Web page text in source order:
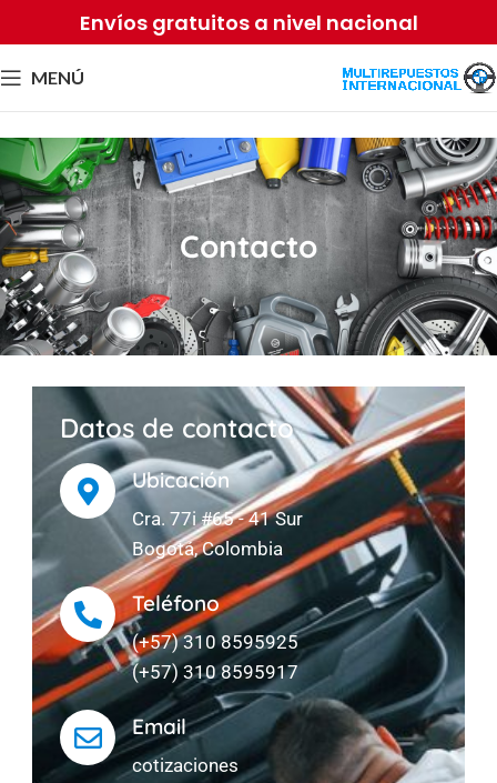
Envíos gratuitos a nivel nacional
MENÚ
Contacto
Datos de contacto
Ubicación
Cra. 77i #65 - 41 Sur
Bogotá, Colombia
Teléfono
(+57) 310 8595925
(+57) 310 8595917
Email
cotizaciones